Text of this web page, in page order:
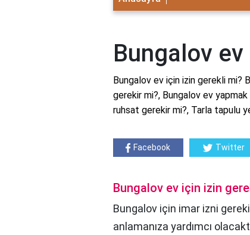
Bungalov
Bungalov ev için izin gerekli mi?
gerekir mi?, Bungalov ev
ruhsat gerekir mi?, Tarla tapulu
Facebook Twitter
Bungalov ev için izin
Bungalov için imar izni
anlamanıza yardımcı